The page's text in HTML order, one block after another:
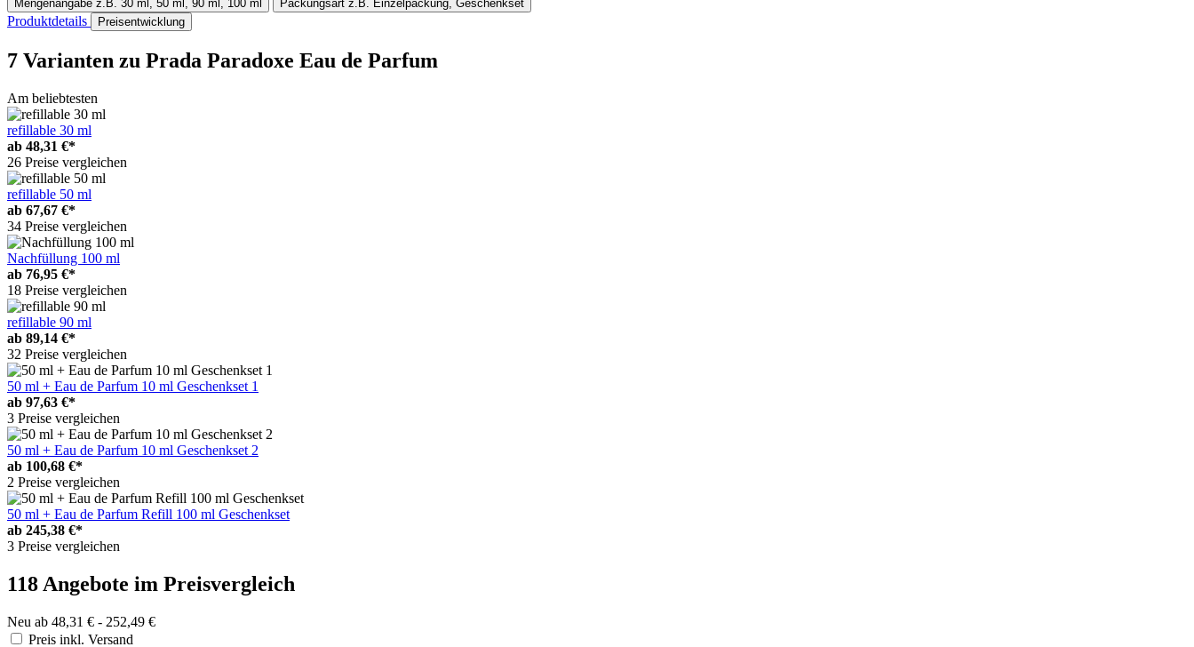
Mengenangabe z.B. 30 ml, 50 ml, 90 ml, 100 ml Packungsart z.B. Einzelpackung, Geschenkset
Produktdetails Preisentwicklung
7 Varianten zu Prada Paradoxe Eau de Parfum
Am beliebtesten
refillable 30 ml
ab 48,31 €*
26 Preise vergleichen
refillable 50 ml
ab 67,67 €*
34 Preise vergleichen
Nachfüllung 100 ml
ab 76,95 €*
18 Preise vergleichen
refillable 90 ml
ab 89,14 €*
32 Preise vergleichen
50 ml + Eau de Parfum 10 ml Geschenkset 1
ab 97,63 €*
3 Preise vergleichen
50 ml + Eau de Parfum 10 ml Geschenkset 2
ab 100,68 €*
2 Preise vergleichen
50 ml + Eau de Parfum Refill 100 ml Geschenkset
ab 245,38 €*
3 Preise vergleichen
118 Angebote im Preisvergleich
Neu ab 48,31 € - 252,49 €
Preis inkl. Versand